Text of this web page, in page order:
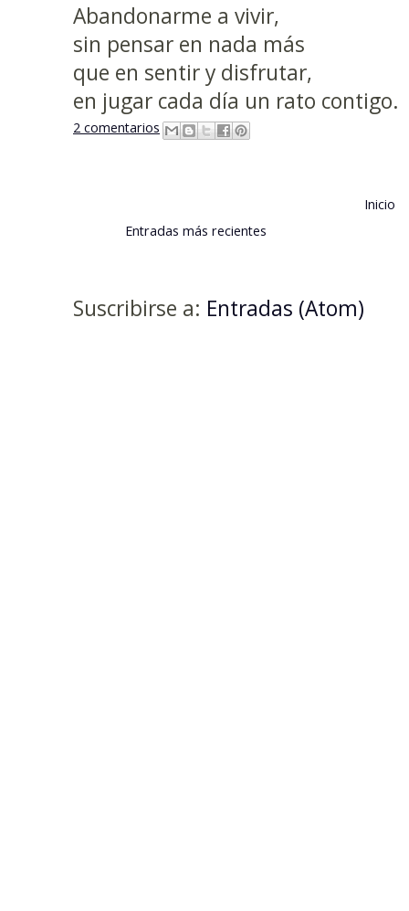
Abandonarme a vivir,
sin pensar en nada más
que en sentir y disfrutar,
en jugar cada día un rato contigo.
2 comentarios
Entradas más recientes
Inicio
Suscribirse a: Entradas (Atom)